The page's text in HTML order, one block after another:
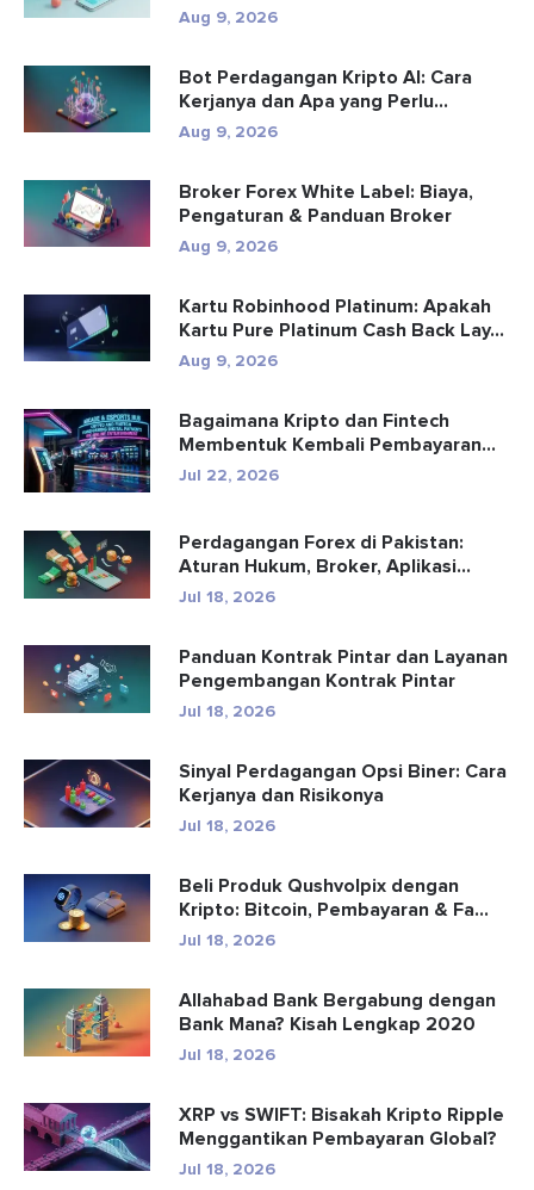
Aug 9, 2026
Bot Perdagangan Kripto AI: Cara
Kerjanya dan Apa yang Perlu
Diketa...
Aug 9, 2026
Broker Forex White Label: Biaya,
Pengaturan & Panduan Broker
Aug 9, 2026
Kartu Robinhood Platinum: Apakah
Kartu Pure Platinum Cash Back Lay...
Aug 9, 2026
Bagaimana Kripto dan Fintech
Membentuk Kembali Pembayaran
dan Hibu...
Jul 22, 2026
Perdagangan Forex di Pakistan:
Aturan Hukum, Broker, Aplikasi
Perd...
Jul 18, 2026
Panduan Kontrak Pintar dan Layanan
Pengembangan Kontrak Pintar
Jul 18, 2026
Sinyal Perdagangan Opsi Biner: Cara
Kerjanya dan Risikonya
Jul 18, 2026
Beli Produk Qushvolpix dengan
Kripto: Bitcoin, Pembayaran & Fa...
Jul 18, 2026
Allahabad Bank Bergabung dengan
Bank Mana? Kisah Lengkap 2020
Jul 18, 2026
XRP vs SWIFT: Bisakah Kripto Ripple
Menggantikan Pembayaran Global?
Jul 18, 2026